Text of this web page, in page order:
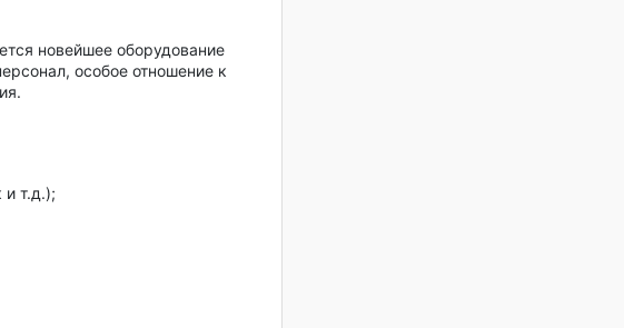
новейшее оборудование
особое отношение к
т.д.);